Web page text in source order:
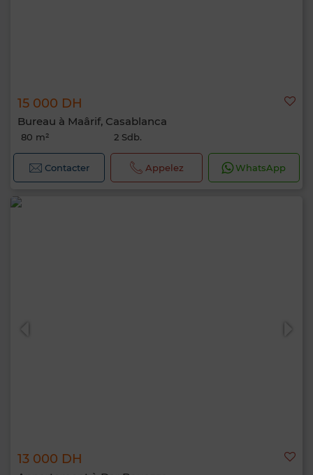
15 000 DH
Bureau à Maârif, Casablanca
80 m² 2 Sdb.
Contacter Appelez WhatsApp
13 000 DH